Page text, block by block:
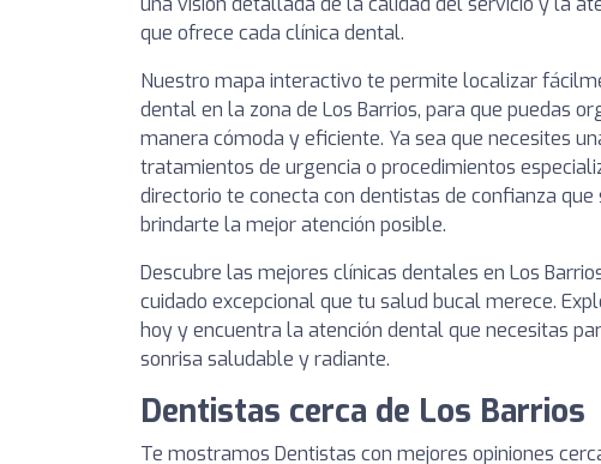
que ofrece cada clínica dental.
Nuestro mapa interactivo te permite localizar
dental en la zona de Los Barrios, para que puedas
manera cómoda y eficiente. Ya sea que necesites
tratamientos de urgencia o procedimientos
directorio te conecta con dentistas de confianza
brindarte la mejor atención posible.
Descubre las mejores clínicas dentales en Los
cuidado excepcional que tu salud bucal merece.
hoy y encuentra la atención dental que necesitas
sonrisa saludable y radiante.
Dentistas cerca de Los Barrios
Te mostramos Dentistas con mejores opiniones